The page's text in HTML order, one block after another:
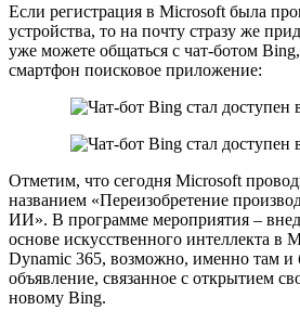
Если регистрация в Microsoft была
устройства, то на почту стразу же
уже можете общаться с чат-ботом
смартфон поисковое приложение:
Отметим, что сегодня Microsoft
названием «Переизобретение
ИИ». В программе мероприятия –
основе искусственного интеллекта в
Dynamic 365, возможно, именно там и
объявление, связанное с открытием
новому Bing.